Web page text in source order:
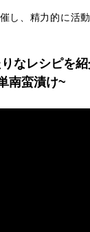
し、精力的に活
なレシピを
南蛮漬け~